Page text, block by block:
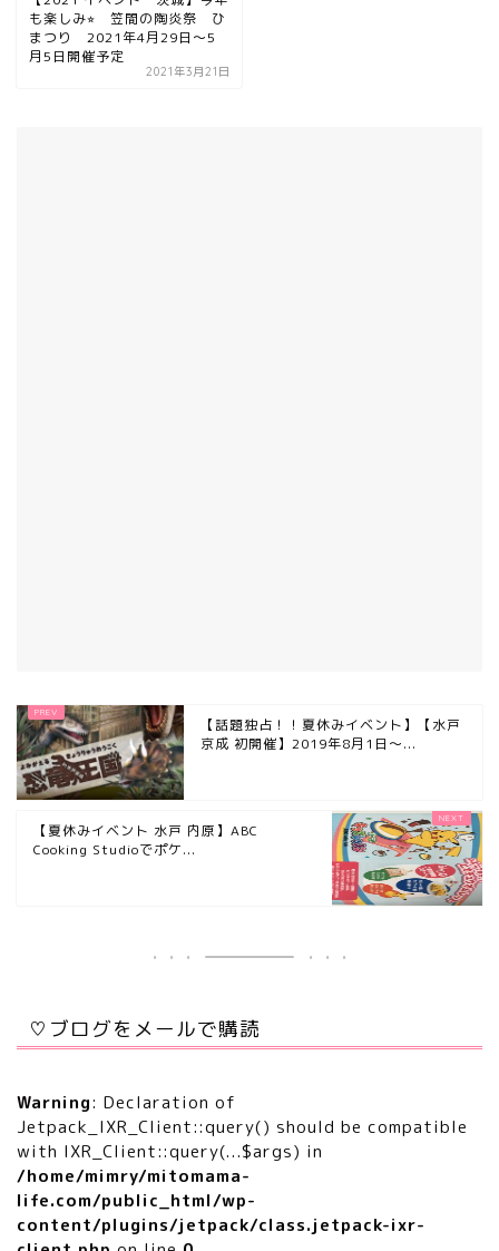
も楽しみ⭐︎ 笠間の陶炎祭 ひ
まつり 2021年4月29日～5
月5日開催予定
2021年3月21日
【話題独占！！夏休みイベント】【水戸
京成 初開催】2019年8月1日〜...
【夏休みイベント 水戸 内原】ABC
Cooking Studioでポケ...
♡ブログをメールで購読
Warning: Declaration of
Jetpack_IXR_Client::query() should be compatible
with IXR_Client::query(...$args) in
/home/mimry/mitomama-
life.com/public_html/wp-
content/plugins/jetpack/class.jetpack-ixr-